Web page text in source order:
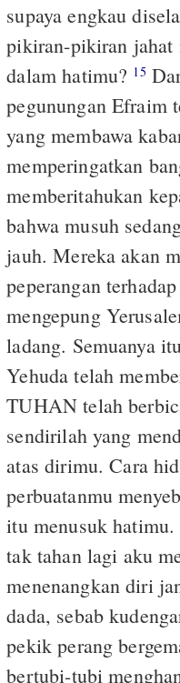
supaya engkau
pikiran-pikiran jahat
dalam hatimu? 15
pegunungan Efraim
yang membawa
memperingatkan
memberitahukan
bahwa musuh
jauh. Mereka akan
peperangan
mengepung
ladang. Semuanya
Yehuda telah
TUHAN telah
sendirilah yang
atas dirimu. Cara
perbuatanmu
itu menusuk hatimu.
tak tahan lagi aku
menenangkan diri
dada, sebab
pekik perang
bertubi-tubi